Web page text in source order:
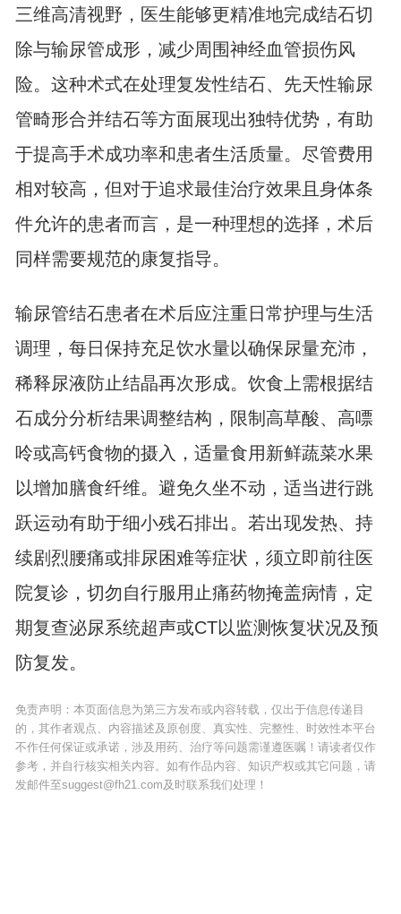
三维高清视野，医生能够更精准地完成结石切
除与输尿管成形，减少周围神经血管损伤风
险。这种术式在处理复发性结石、先天性输尿
管畸形合并结石等方面展现出独特优势，有助
于提高手术成功率和患者生活质量。尽管费用
相对较高，但对于追求最佳治疗效果且身体条
件允许的患者而言，是一种理想的选择，术后
同样需要规范的康复指导。
输尿管结石患者在术后应注重日常护理与生活
调理，每日保持充足饮水量以确保尿量充沛，
稀释尿液防止结晶再次形成。饮食上需根据结
石成分分析结果调整结构，限制高草酸、高嘌
呤或高钙食物的摄入，适量食用新鲜蔬菜水果
以增加膳食纤维。避免久坐不动，适当进行跳
跃运动有助于细小残石排出。若出现发热、持
续剧烈腰痛或排尿困难等症状，须立即前往医
院复诊，切勿自行服用止痛药物掩盖病情，定
期复查泌尿系统超声或CT以监测恢复状况及预
防复发。
免责声明：本页面信息为第三方发布或内容转载，仅出于信息传递目
的，其作者观点、内容描述及原创度、真实性、完整性、时效性本平台
不作任何保证或承诺，涉及用药、治疗等问题需谨遵医嘱！请读者仅作
参考，并自行核实相关内容。如有作品内容、知识产权或其它问题，请
发邮件至suggest@fh21.com及时联系我们处理！